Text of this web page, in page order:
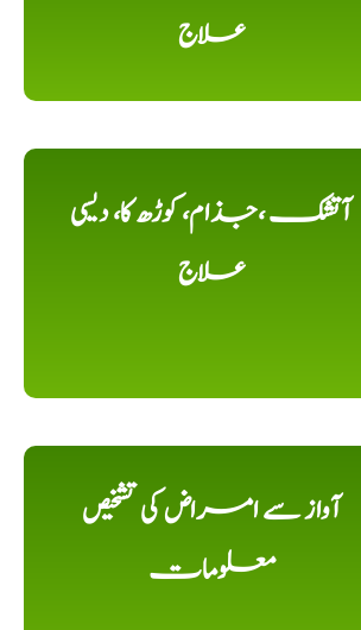
علاج
آتشک ،جذام، کوڑھ کا، دیسی
علاج
آواز سے امراض کی تشخیص
معلومات